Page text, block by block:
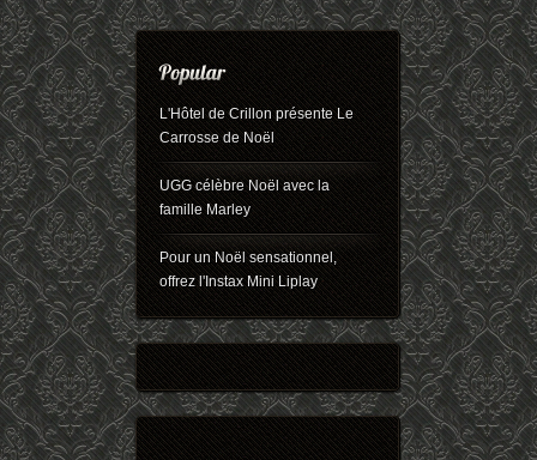
L'Hôtel de Crillon présente Le
Carrosse de Noël
UGG célèbre Noël avec la
famille Marley
Pour un Noël sensationnel,
offrez l'Instax Mini Liplay